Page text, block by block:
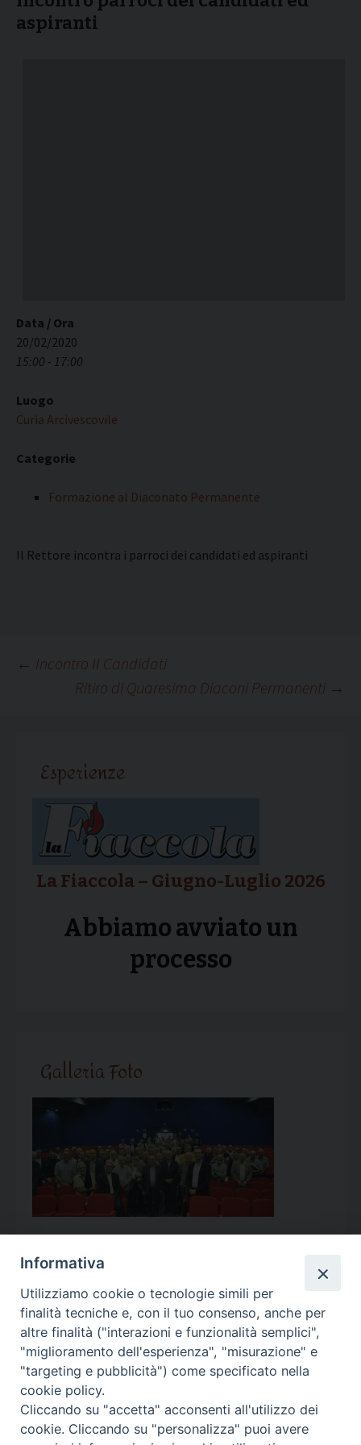
aspiranti
Data / Ora
20/02/2020
15:00 - 17:00
Luogo
Curia Arcivescovile
Categorie
Formazione al Diaconato Permanente
Il Rettore incontra i parroci dei candidati ed aspiranti
Navigazione
← Incontro II Candidati
Ritiro di Quaresima Diaconi Permanenti →
Esperienze
La Fiaccola – Giugno-Luglio 2026
Abbiamo avviato un
processo
Galleria Foto
Calendario Appuntamenti
<< Ago 2026 >>
l m m g v s
d
27
28
3
4 5 6 7 8 9
Informativa
Utilizziamo cookie o tecnologie simili per
finalità tecniche e, con il tuo consenso, anche per
altre finalità ("interazioni e funzionalità semplici",
"miglioramento dell'esperienza", "misurazione" e
"targeting e pubblicità") come specificato nella
cookie policy.
Cliccando su "accetta" acconsenti all'utilizzo dei
cookie. Cliccando su "personalizza" puoi avere